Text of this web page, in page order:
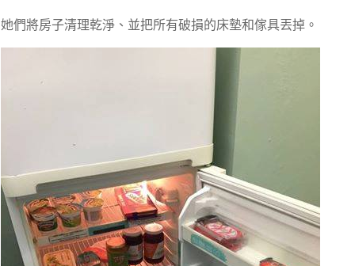
她們將房子清理乾淨、並把所有破損的床墊和傢具丟掉。